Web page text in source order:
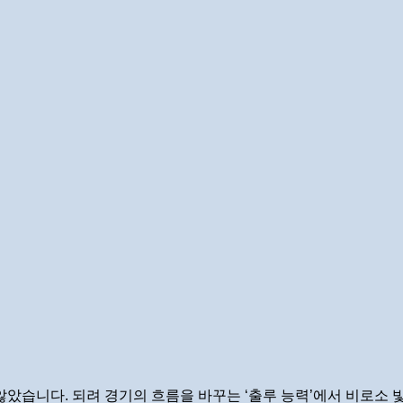
습니다. 되려 경기의 흐름을 바꾸는 ‘출루 능력’에서 비로소